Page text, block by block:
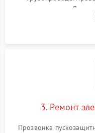
течеискателем.
продувка
3. Ремонт
Прозвонка